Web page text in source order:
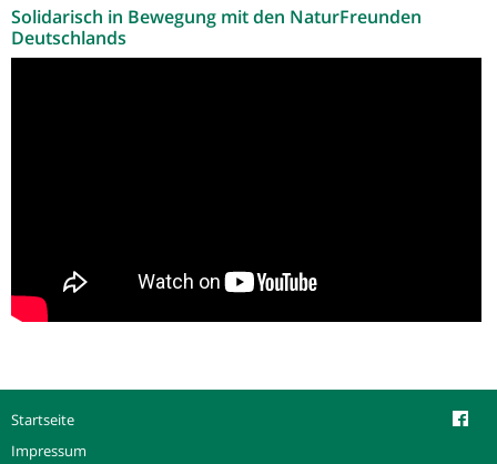
Solidarisch in Bewegung mit den NaturFreunden
Deutschlands
Startseite
Impressum